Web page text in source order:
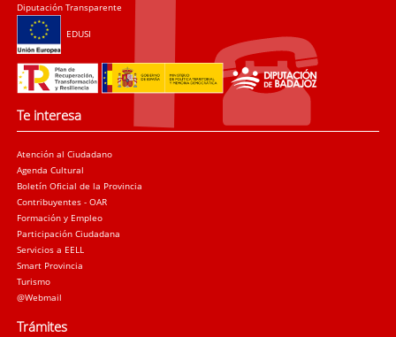
Diputación Transparente
EDUSI
Te interesa
Atención al Ciudadano
Agenda Cultural
Boletín Oficial de la Provincia
Contribuyentes - OAR
Formación y Empleo
Participación Ciudadana
Servicios a EELL
Smart Provincia
Turismo
@Webmail
Trámites